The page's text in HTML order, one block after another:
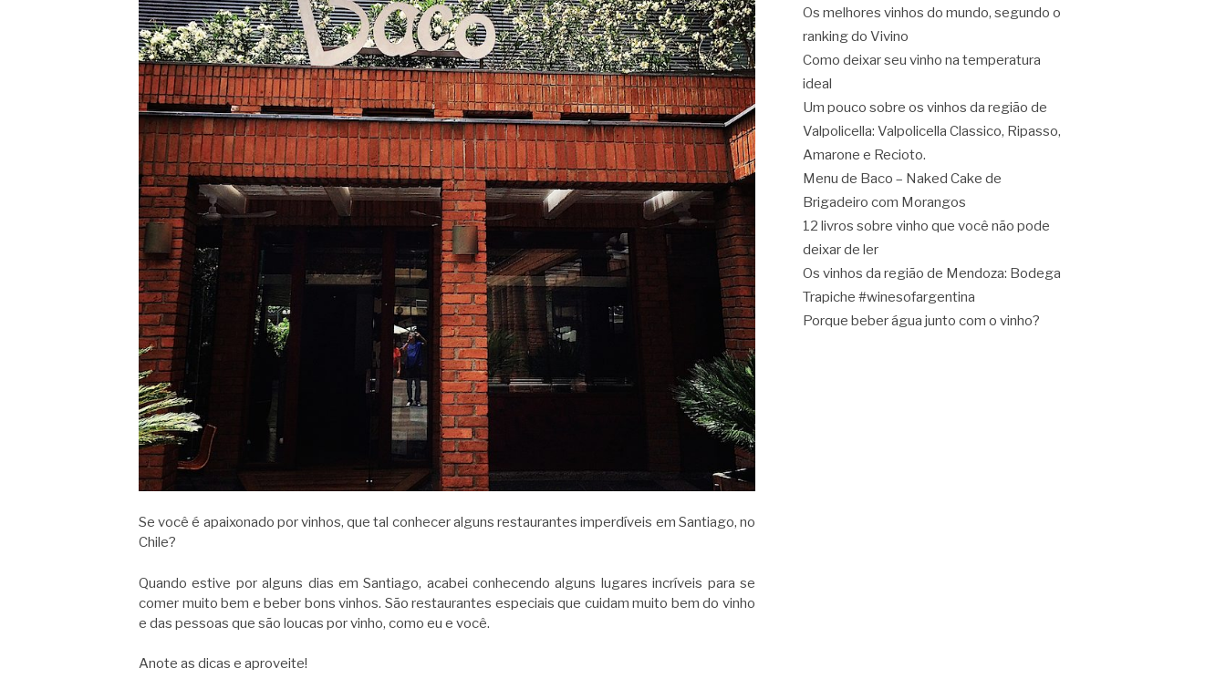
Se você é apaixonado por vinhos, que tal conhecer alguns restaurantes imperdíveis em Santiago, no
Chile?
Quando estive por alguns dias em Santiago, acabei conhecendo alguns lugares incríveis para se
comer muito bem e beber bons vinhos. São restaurantes especiais que cuidam muito bem do vinho
e das pessoas que são loucas por vinho, como eu e você.
Anote as dicas e aproveite!
Os melhores vinhos do mundo, segundo o
ranking do Vivino
Como deixar seu vinho na temperatura
ideal
Um pouco sobre os vinhos da região de
Valpolicella: Valpolicella Classico, Ripasso,
Amarone e Recioto.
Menu de Baco – Naked Cake de
Brigadeiro com Morangos
12 livros sobre vinho que você não pode
deixar de ler
Os vinhos da região de Mendoza: Bodega
Trapiche #winesofargentina
Porque beber água junto com o vinho?